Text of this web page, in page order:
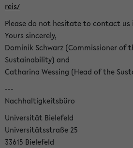
reis/
Please do not hesitate to contact us
Yours sincerely,
Dominik Schwarz (Commissioner of
Sustainability) and
Catharina Wessing (Head of the
---
Nachhaltigkeitsbüro
Universität Bielefeld
Universitätsstraße 25
33615 Bielefeld